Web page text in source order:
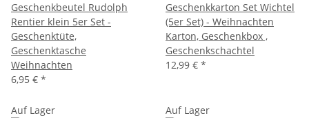
Geschenkbeutel Rudolph
Rentier klein 5er Set -
Geschenktüte,
Geschenktasche
Weihnachten
6,95 € *
Geschenkkarton Set Wichtel
(5er Set) - Weihnachten
Karton, Geschenkbox ,
Geschenkschachtel
12,99 € *
Auf Lager Auf Lager